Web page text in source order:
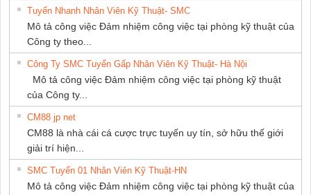
Tuyển Nhanh Nhân Viên Kỹ Thuật- SMC
Mô tả công việc Đảm nhiệm công việc tại phòng kỹ thuật của
Công ty theo...
Công Ty SMC Tuyển Gấp Nhân Viên Kỹ Thuật- Hà Nội
Mô tả công việc Đảm nhiệm công việc tại phòng kỹ thuật
của Công ty...
CM88 jp net
CM88 là nhà cái cá cược trực tuyến uy tín, sở hữu thế giới
giải trí hiện...
SMC Tuyển 01 Nhân Viên Kỹ Thuật-HN
Mô tả công việc Đảm nhiệm công việc tại phòng kỹ thuật của